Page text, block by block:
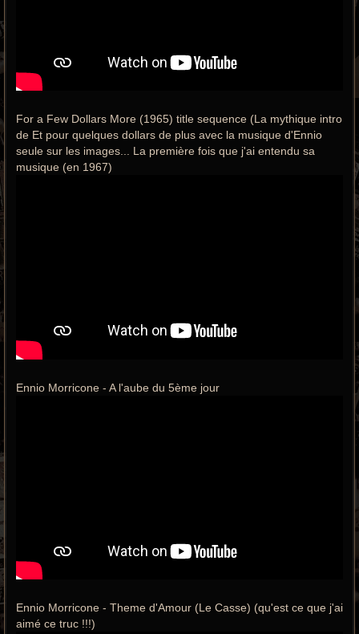
For a Few Dollars More (1965) title sequence (La mythique intro
de Et pour quelques dollars de plus avec la musique d'Ennio
seule sur les images... La première fois que j'ai entendu sa
musique (en 1967)
Ennio Morricone - A l'aube du 5ème jour
Ennio Morricone - Theme d'Amour (Le Casse) (qu'est ce que j'ai
aimé ce truc !!!)